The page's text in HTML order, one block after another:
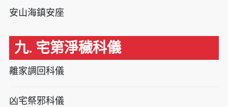
安山海鎮安座
九. 宅第淨穢科儀
離家調回科儀
凶宅祭邪科儀